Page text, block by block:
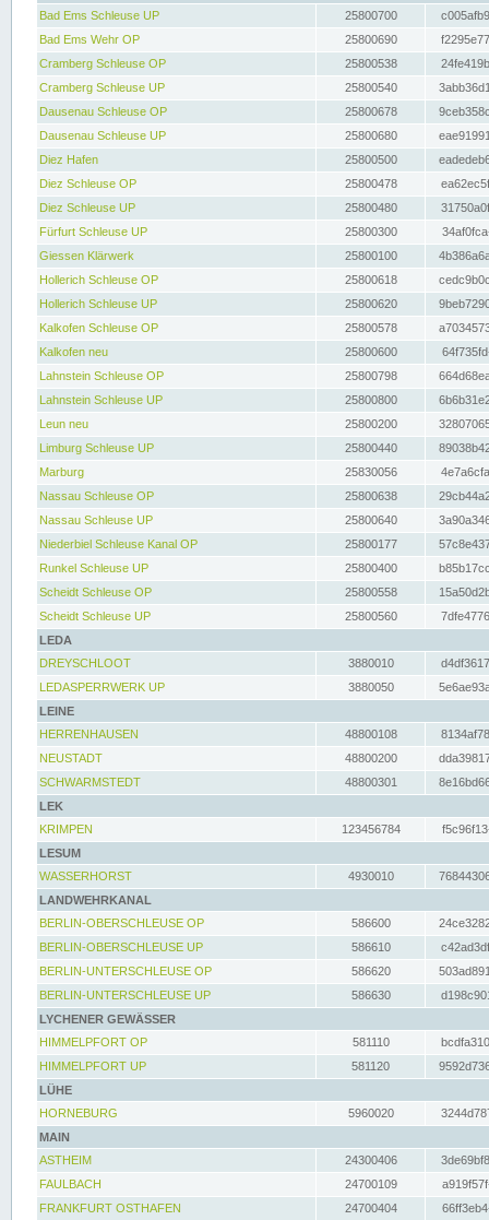
Bad Ems Schleuse UP
25800700
Bad Ems Wehr OP
25800690
Cramberg Schleuse OP
25800538
Cramberg Schleuse UP
25800540
Dausenau Schleuse OP
25800678
Dausenau Schleuse UP
25800680
Diez Hafen
25800500
Diez Schleuse OP
25800478
Diez Schleuse UP
25800480
Fürfurt Schleuse UP
25800300
Giessen Klärwerk
25800100
Hollerich Schleuse OP
25800618
Hollerich Schleuse UP
25800620
Kalkofen Schleuse OP
25800578
Kalkofen neu
25800600
Lahnstein Schleuse OP
25800798
Lahnstein Schleuse UP
25800800
Leun neu
25800200
Limburg Schleuse UP
25800440
Marburg
25830056
Nassau Schleuse OP
25800638
Nassau Schleuse UP
25800640
Niederbiel Schleuse Kanal OP
25800177
Runkel Schleuse UP
25800400
Scheidt Schleuse OP
25800558
Scheidt Schleuse UP
25800560
LEDA
DREYSCHLOOT
3880010
LEDASPERRWERK UP
3880050
LEINE
HERRENHAUSEN
48800108
NEUSTADT
48800200
SCHWARMSTEDT
48800301
LEK
KRIMPEN
123456784
LESUM
WASSERHORST
4930010
LANDWEHRKANAL
BERLIN-OBERSCHLEUSE OP
586600
BERLIN-OBERSCHLEUSE UP
586610
BERLIN-UNTERSCHLEUSE OP
586620
BERLIN-UNTERSCHLEUSE UP
586630
LYCHENER GEWÄSSER
HIMMELPFORT OP
581110
HIMMELPFORT UP
581120
LÜHE
HORNEBURG
5960020
MAIN
ASTHEIM
24300406
FAULBACH
24700109
FRANKFURT OSTHAFEN
24700404